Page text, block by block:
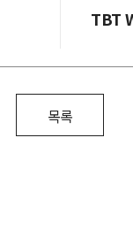
TBT
목록